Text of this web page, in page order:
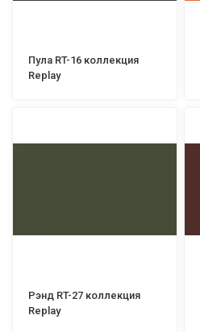
Пула RT-16 коллекция
Replay
Рэнд RT-27 коллекция
Replay